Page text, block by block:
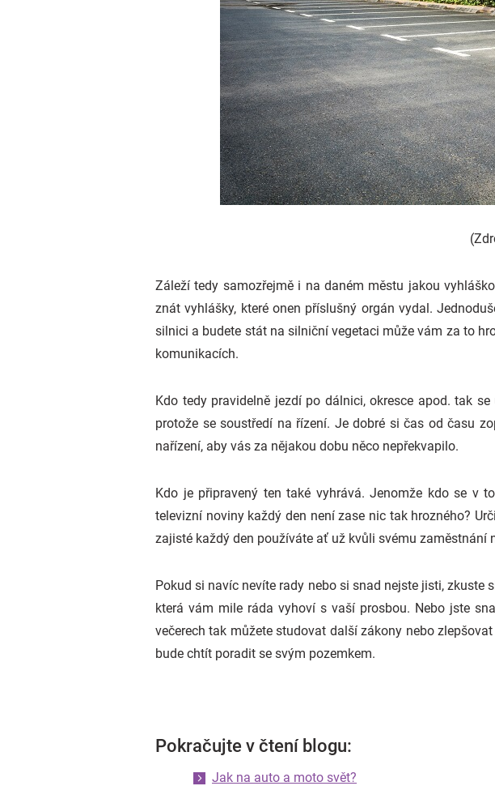
Záleží tedy samozřejmě i na daném městu jakou
znát vyhlášky, které onen příslušný orgán vydal.
silnici a budete stát na silniční vegetaci může vám za to
komunikacích.
Kdo tedy pravidelně jezdí po dálnici, okresce apod. tak
protože se soustředí na řízení. Je dobré si čas od času
nařízení, aby vás za nějakou dobu něco nepřekvapilo.
Kdo je připravený ten také vyhrává. Jenomže kdo se v
televizní noviny každý den není zase nic tak hrozného?
zajisté každý den používáte ať už kvůli svému zaměstnání
Pokud si navíc nevíte rady nebo si snad nejste jisti,
která vám mile ráda vyhoví s vaší prosbou. Nebo jste
večerech tak můžete studovat další zákony nebo
bude chtít poradit se svým pozemkem.
Pokračujte v čtení blogu:
Jak na auto a moto svět?